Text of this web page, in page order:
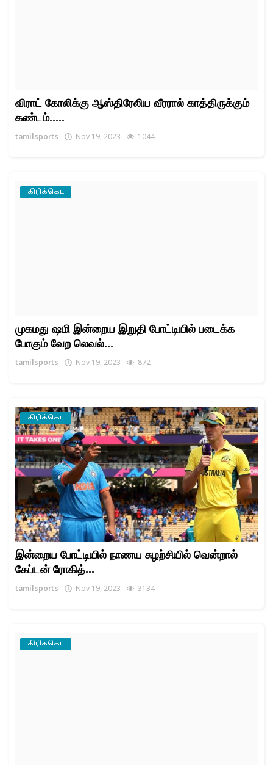
விராட் கோலிக்கு ஆஸ்திரேலிய வீரரால் காத்திருக்கும்
கண்டம்.....
tamilsports Nov 19, 2023 1044
கிரிக்கெட்
முகமது ஷமி இன்றைய இறுதி போட்டியில் படைக்க
போகும் வேற லெவல்...
tamilsports Nov 19, 2023 872
கிரிக்கெட்
இன்றைய போட்டியில் நாணய சுழற்சியில் வென்றால்
கேப்டன் ரோகித்...
tamilsports Nov 19, 2023 3134
கிரிக்கெட்